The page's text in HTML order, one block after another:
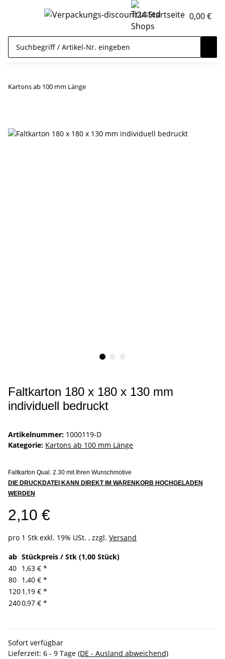
0,00 €
Kartons ab 100 mm Länge
Faltkarton 180 x 180 x 130 mm
individuell bedruckt
Artikelnummer: 1000119-D
Kategorie: Kartons ab 100 mm Länge
Faltkarton Qual. 2.30 mit Ihren Wunschmotive
DIE DRUCKDATEI KANN DIREKT IM WARENKORB HOCHGELADEN
WERDEN
2,10 €
pro 1 Stk exkl. 19% USt. , zzgl. Versand
ab Stückpreis / Stk (1,00 Stück)
40 1,63 € *
80 1,40 € *
1201,19 € *
2400,97 € *
Sofort verfügbar
Lieferzeit: 6 - 9 Tage (DE - Ausland abweichend)